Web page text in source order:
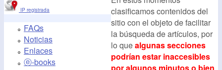
IP registrada
FAQs
Noticias
Enlaces
ⓔ-books
clasificamos contenidos del
sitio con el objeto de facilitar
la búsqueda de artículos, por
lo quealgunas secciones
podrían estar inaccesibles